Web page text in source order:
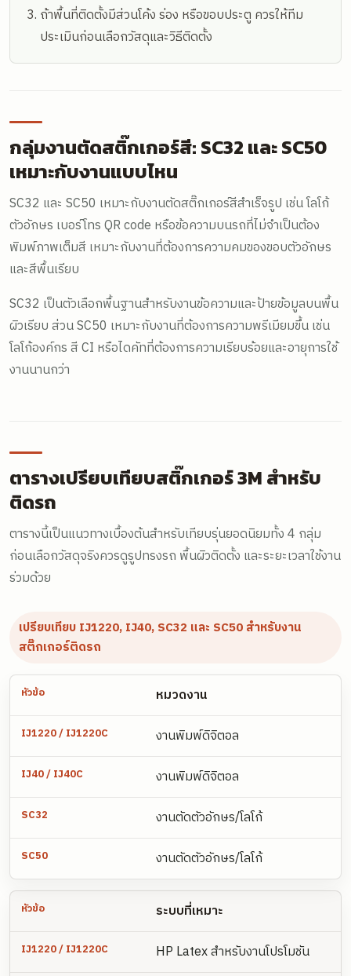
ถ้าพื้นที่ติดตั้งมีส่วนโค้ง ร่อง หรือขอบประตู ควรให้ทีม
ประเมินก่อนเลือกวัสดุและวิธีติดตั้ง
กลุ่มงานตัดสติ๊กเกอร์สี: SC32 และ SC50
เหมาะกับงานแบบไหน
SC32 และ SC50 เหมาะกับงานตัดสติ๊กเกอร์สีสำเร็จรูป เช่น โลโก้
ตัวอักษร เบอร์โทร QR code หรือข้อความบนรถที่ไม่จำเป็นต้อง
พิมพ์ภาพเต็มสี เหมาะกับงานที่ต้องการความคมของขอบตัวอักษร
และสีพื้นเรียบ
SC32 เป็นตัวเลือกพื้นฐานสำหรับงานข้อความและป้ายข้อมูลบนพื้น
ผิวเรียบ ส่วน SC50 เหมาะกับงานที่ต้องการความพรีเมียมขึ้น เช่น
โลโก้องค์กร สี CI หรือไดคัทที่ต้องการความเรียบร้อยและอายุการใช้
งานนานกว่า
ตารางเปรียบเทียบสติ๊กเกอร์ 3M สำหรับ
ติดรถ
ตารางนี้เป็นแนวทางเบื้องต้นสำหรับเทียบรุ่นยอดนิยมทั้ง 4 กลุ่ม
ก่อนเลือกวัสดุจริงควรดูรูปทรงรถ พื้นผิวติดตั้ง และระยะเวลาใช้งาน
ร่วมด้วย
เปรียบเทียบ IJ1220, IJ40, SC32 และ SC50 สำหรับงาน
สติ๊กเกอร์ติดรถ
หัวข้อ IJ1220 / IJ1220C IJ40 / IJ40C
หมวดงาน
งานพิมพ์ดิจิตอล
งานพิมพ์ดิจิตอล
งานตัดตัวอักษร/โลโก้
งานตัดตัวอักษร/โลโก้
ระบบที่เหมาะ
HP Latex สำหรับงานโปรโมชัน